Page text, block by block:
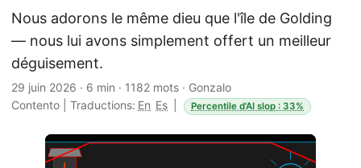
Nous adorons le même dieu que l'île de Golding
— nous lui avons simplement offert un meilleur
déguisement.
29 juin 2026 · 6 min · 1182 mots · Gonzalo
Contento
Traductions: En Es Percentile d'AI slop : 33%